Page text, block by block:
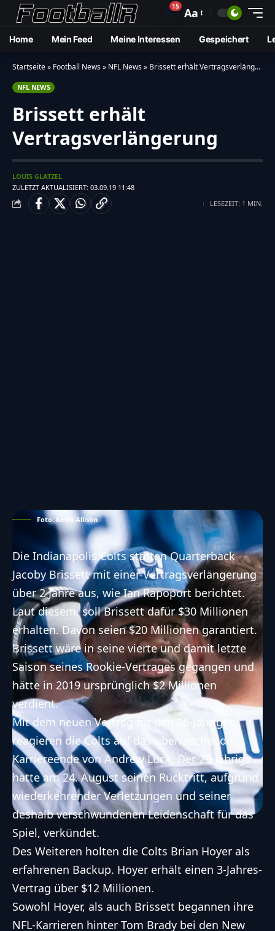
🔔15 Aa
Home Mein Feed Meine Interessen Gespeichert
Startseite» Football News» NFL News» Brissett erhält Vertragsverlängerung
NFL NEWS
Brissett erhält
Vertragsverlängerung
ZULETZT AKTUALISIERT: 03.09.19 11:48
LOUIS GLATZEL
LESEZEIT: 1 MIN.
Foto: Keith Allison
Die Indianapolis ColtsstattenQuarterback
Jacoby Brissett mit einer Vertragsverlängerung
über 2 Jahre aus, wie Ian Rapoport berichtet.
Laut diesem, soll Brissett dafür $30 Millionen
erhalten. Davon seien $20 Millionen garantiert.
Brissett wäre in seine vierte und damit letzte
Saison seinesRookie-Vertrages gegangen und
hätte in 2019 ursprünglich $2 Millionen
verdient.
Mit dem neuen Vertrag für den 26-Jährigen
reagieren dieColtsauf das überraschende
Karriereende von Andrew Luck . Der 29-Jährige
hatte am 24. August seinen Rücktritt, aufgrund
wiederkehrender Verletzungen und seiner
deshalb verschwundenen Leidenschaft für das
Spiel, verkündet.
Des Weiteren holten die Colts Brian Hoyer als
erfahrenen Backup. Hoyer erhält einen 3-Jahres-
Vertrag über $12 Millionen.
Sowohl Hoyer, als auch Brissett begannen ihre
NFL-Karrieren hinter Tom Brady bei den New